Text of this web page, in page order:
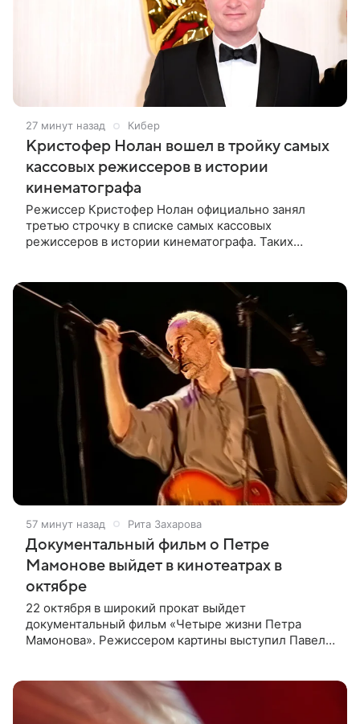
27 минут назад Кибер
Кристофер Нолан вошел в тройку самых
кассовых режиссеров в истории
кинематографа
Режиссер Кристофер Нолан официально занял
третью строчку в списке самых кассовых
режиссеров в истории кинематографа. Таких
57 минут назад Рита Захарова
Документальный фильм о Петре
Мамонове выйдет в кинотеатрах в
октябре
22 октября в широкий прокат выйдет
документальный фильм «Четыре жизни Петра
Мамонова». Режиссером картины выступил Павел